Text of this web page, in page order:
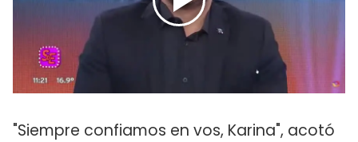
"Siempre confiamos en vos, Karina", acotó